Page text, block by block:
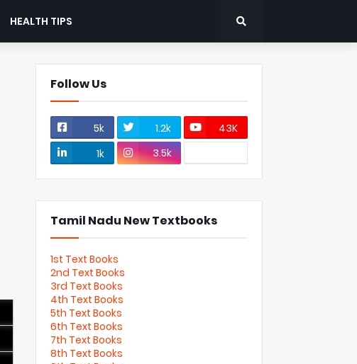
HEALTH TIPS
Follow Us
5k 1.2k
43K
1k
3.5k
Tamil Nadu New Textbooks
1st Text Books
2nd Text Books
3rd Text Books
4th Text Books
5th Text Books
6th Text Books
7th Text Books
8th Text Books